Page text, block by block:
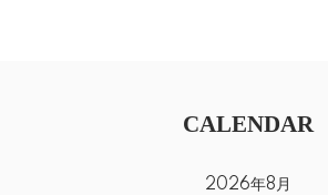
CALENDAR
2026年8月